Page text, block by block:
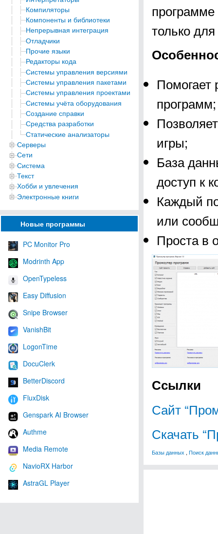
Компиляторы
Компоненты и библиотеки
Непрерывная интеграция
Отладчики
Прочие языки
Редакторы кода
Системы управления версиями
Системы управления пакетами
Системы управления проектами
Системы учёта оборудования
Создание справки
Средства разработки
Статические анализаторы
Серверы
Сети
Система
Текст
Хобби и увлечения
Электронные книги
Новые программы
PC Monitor Pro
Modrinth App
OpenTypeless
Easy Diffusion
Snipe Browser
VanishBit
LogonTime
DocuClerk
BetterDiscord
FluxDisk
Genspark AI Browser
Authme
Media Remote
NavioRX Harbor
AstraGL Player
программе
только
Помогает
программ;
игры;
База
доступ к
Каждый
или
Проста в
Ссылки
Сайт
Скачать
Базы данных , Поиск